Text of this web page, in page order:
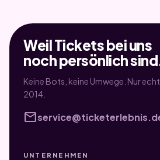
Weil Tickets bei uns
noch persönlich
Keine Bots, keine Umwege. Nur
2014.
mail
UNTERNEHMEN